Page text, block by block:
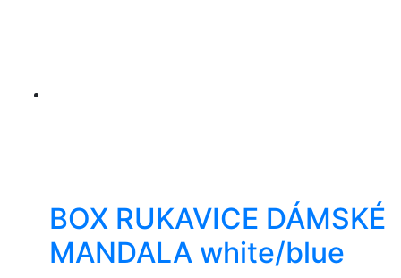
BOX RUKAVICE DÁMSKÉ
MANDALA white/blue